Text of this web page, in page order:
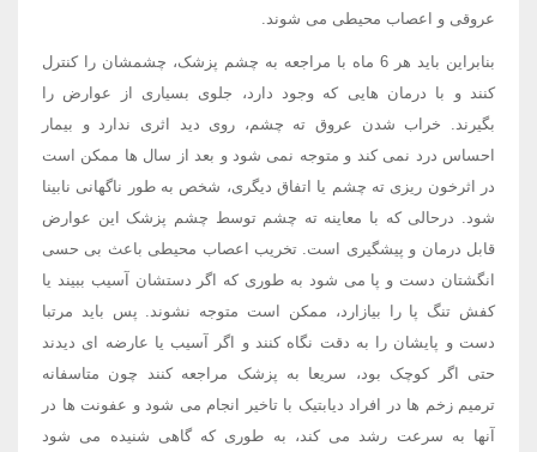
عروقی و اعصاب محیطی می شوند.
بنابراین باید هر 6 ماه با مراجعه به چشم پزشک، چشمشان را کنترل
کنند و با درمان هایی که وجود دارد، جلوی بسیاری از عوارض را
بگیرند. خراب شدن عروق ته چشم، روی دید اثری ندارد و بیمار
احساس درد نمی کند و متوجه نمی شود و بعد از سال ها ممکن است
در اثرخون ریزی ته چشم یا اتفاق دیگری، شخص به طور ناگهانی نابینا
شود. درحالی که با معاینه ته چشم توسط چشم پزشک این عوارض
قابل درمان و پیشگیری است. تخریب اعصاب محیطی باعث بی حسی
انگشتان دست و پا می شود به طوری که اگر دستشان آسیب ببیند یا
کفش تنگ پا را بیازارد، ممکن است متوجه نشوند. پس باید مرتبا
دست و پایشان را به دقت نگاه کنند و اگر آسیب یا عارضه ای دیدند
حتی اگر کوچک بود، سریعا به پزشک مراجعه کنند چون متاسفانه
ترمیم زخم ها در افراد دیابتیک با تاخیر انجام می شود و عفونت ها در
آنها به سرعت رشد می کند، به طوری که گاهی شنیده می شود